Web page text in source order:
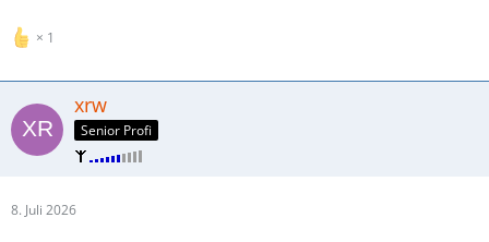
1
xrw
Senior Profi
8. Juli 2026